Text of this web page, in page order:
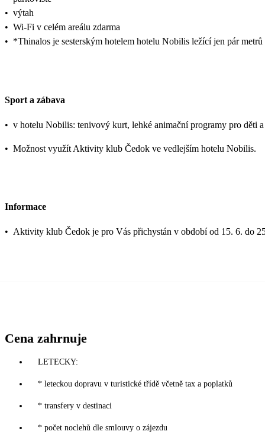
• výtah
• Wi-Fi v celém areálu zdarma
• *Thinalos je sesterským hotelem hotelu Nobilis ležící jen pár
Sport a zábava
• v hotelu Nobilis: tenivový kurt, lehké animační programy pro děti
• Možnost využít Aktivity klub Čedok ve vedlejším hotelu Nobilis.
Informace
• Aktivity klub Čedok je pro Vás přichystán v období od 15. 6. do
Cena zahrnuje
LETECKY:
* leteckou dopravu v turistické třídě včetně tax a poplatků
* transfery v destinaci
* počet noclehů dle smlouvy o zájezdu